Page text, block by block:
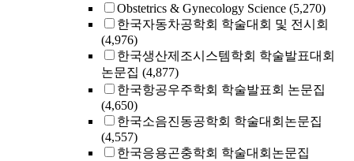
Obstetrics & Gynecology Science (5,270)
한국자동차공학회 학술대회 및 전시회
(4,976)
한국생산제조시스템학회 학술발표대회
논문집 (4,877)
한국항공우주학회 학술발표회 논문집
(4,650)
한국소음진동공학회 학술대회논문집
(4,557)
한국응용곤충학회 학술대회논문집